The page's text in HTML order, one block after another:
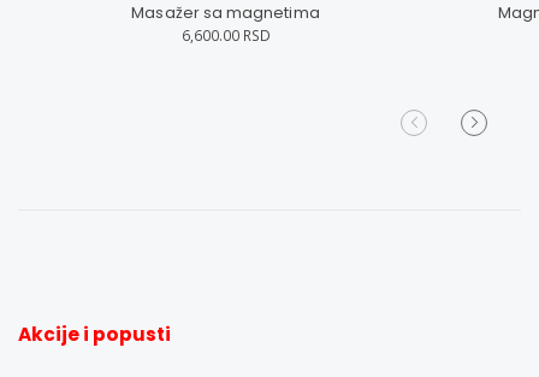
Masažer sa magnetima
6,600.00 RSD
Akcije i popusti